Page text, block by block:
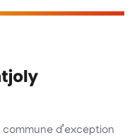
d’exception